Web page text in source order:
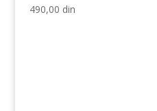
490,00 din